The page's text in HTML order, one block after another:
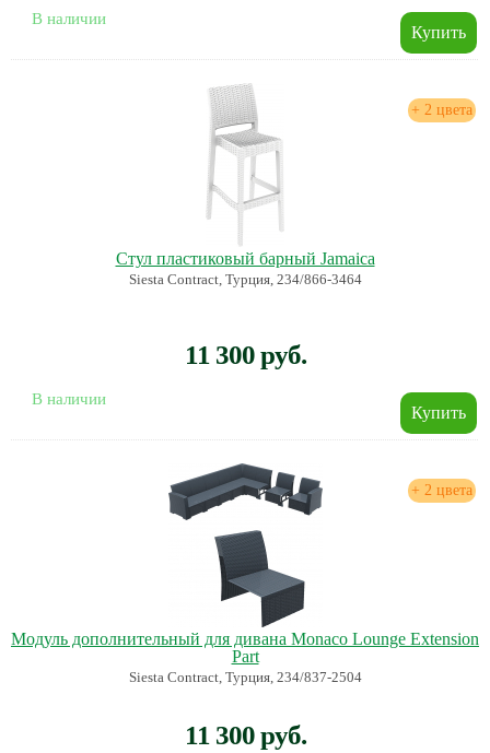
В наличии
+ 2 цвета
Стул пластиковый барный Jamaica
Siesta Contract, Турция, 234/866-3464
11 300 руб.
В наличии
+ 2 цвета
Модуль дополнительный для дивана Monaco Lounge Extension
Part
Siesta Contract, Турция, 234/837-2504
11 300 руб.